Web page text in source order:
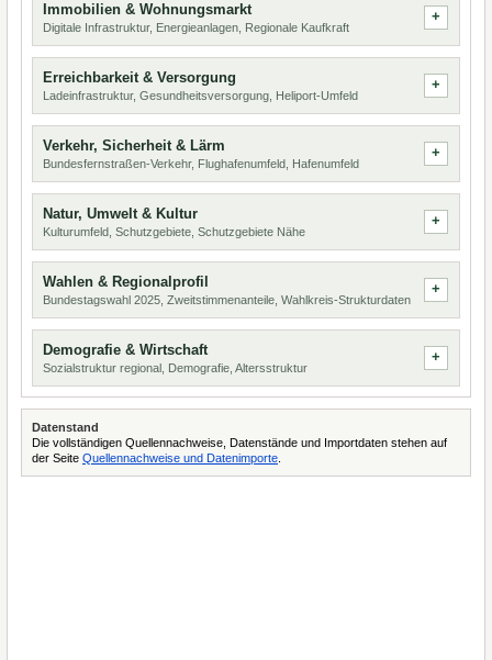
Immobilien & Wohnungsmarkt
Digitale Infrastruktur, Energieanlagen, Regionale Kaufkraft
Erreichbarkeit & Versorgung
Ladeinfrastruktur, Gesundheitsversorgung, Heliport-Umfeld
Verkehr, Sicherheit & Lärm
Bundesfernstraßen-Verkehr, Flughafenumfeld, Hafenumfeld
Natur, Umwelt & Kultur
Kulturumfeld, Schutzgebiete, Schutzgebiete Nähe
Wahlen & Regionalprofil
Bundestagswahl 2025, Zweitstimmenanteile, Wahlkreis-Strukturdaten
Demografie & Wirtschaft
Sozialstruktur regional, Demografie, Altersstruktur
Datenstand
Die vollständigen Quellennachweise, Datenstände und Importdaten stehen auf
der Seite Quellennachweise und Datenimporte